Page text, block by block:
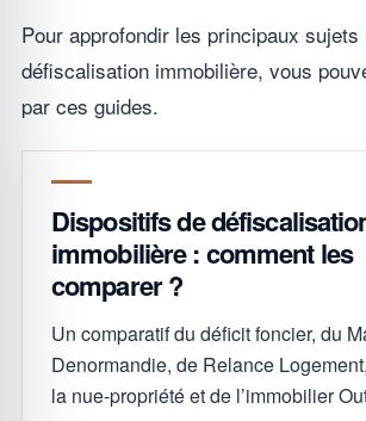
Pour approfondir les principaux
défiscalisation immobilière, vous
par ces guides.
Dispositifs de
immobilière : comment les
comparer ?
Un comparatif du déficit foncier, du
Denormandie, de Relance
la nue-propriété et de l’immobilier